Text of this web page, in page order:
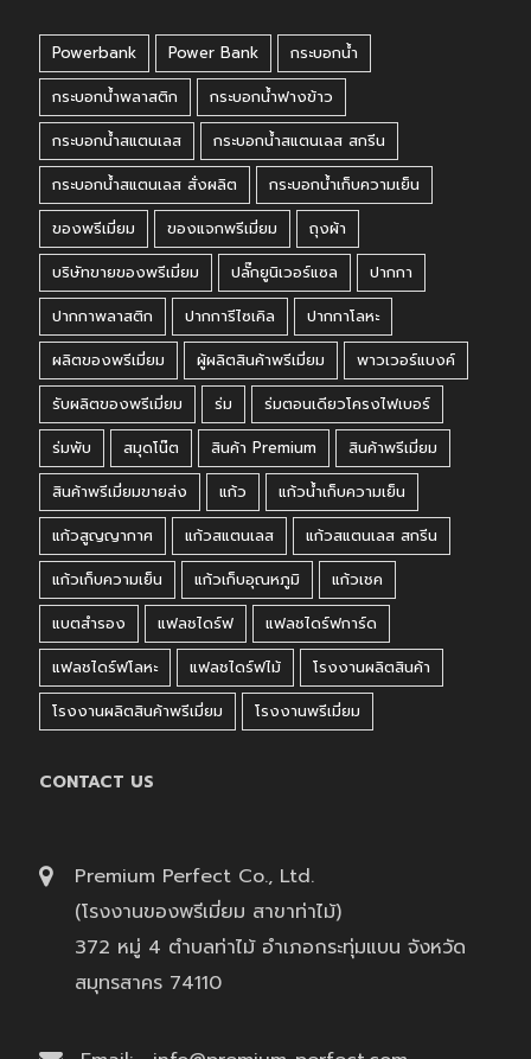
Powerbank Power Bank
กระบอกน้ำ
กระบอกน้ำพลาสติก
กระบอกน้ำฟางข้าว
กระบอกน้ำสแตนเลส
กระบอกน้ำสแตนเลส สกรีน
กระบอกน้ำสแตนเลส สั่งผลิต
กระบอกน้ำเก็บความเย็น
ของพรีเมี่ยม
ของแจกพรีเมี่ยม
ถุงผ้า
บริษัทขายของพรีเมี่ยม
ปลั๊กยูนิเวอร์แซล
ปากกา
ปากกาพลาสติก
ปากการีไซเคิล
ปากกาโลหะ
ผลิตของพรีเมี่ยม
ผู้ผลิตสินค้าพรีเมี่ยม
พาวเวอร์แบงค์
รับผลิตของพรีเมี่ยม
ร่ม
ร่มตอนเดียวโครงไฟเบอร์
ร่มพับ
สมุดโน๊ต สินค้า Premium
สินค้าพรีเมี่ยม
สินค้าพรีเมี่ยมขายส่ง
แก้ว
แก้วน้ำเก็บความเย็น
แก้วสูญญากาศ
แก้วสแตนเลส
แก้วสแตนเลส สกรีน
แก้วเก็บความเย็น
แก้วเก็บอุณหภูมิ
แก้วเชค
แบตสำรอง
แฟลชไดร์ฟ
แฟลชไดร์ฟการ์ด
แฟลชไดร์ฟโลหะ
แฟลชไดร์ฟไม้
โรงงานผลิตสินค้า
โรงงานผลิตสินค้าพรีเมี่ยม
โรงงานพรีเมี่ยม
CONTACT US
Premium Perfect Co., Ltd.
(โรงงานของพรีเมี่ยม สาขาท่าไม้)
372 หมู่ 4 ตำบลท่าไม้ อำเภอกระทุ่มแบน จังหวัด
สมุทรสาคร 74110